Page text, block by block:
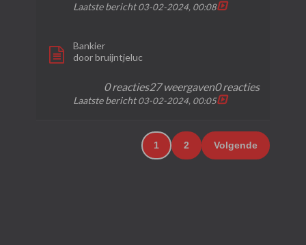
Laatste bericht 03-02-2024, 00:08
Bankier
doorbruijntjeluc
0 reacties27 weergaven0 reacties
Laatste bericht 03-02-2024, 00:05
1 2 Volgende